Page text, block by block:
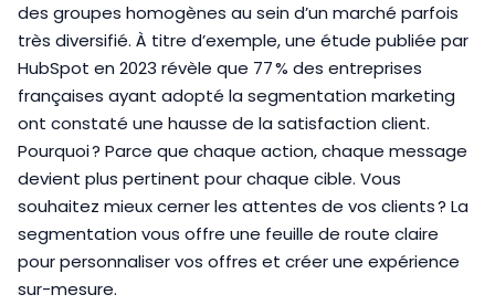
des groupes homogènes au sein d’un marché parfois
très diversifié. À titre d’exemple, une étude publiée par
HubSpot en 2023 révèle que 77 % des entreprises
françaises ayant adopté la segmentation marketing
ont constaté une hausse de la satisfaction client.
Pourquoi ? Parce que chaque action, chaque message
devient plus pertinent pour chaque cible. Vous
souhaitez mieux cerner les attentes de vos clients ? La
segmentation vous offre une feuille de route claire
pour personnaliser vos offres et créer une expérience
sur-mesure.